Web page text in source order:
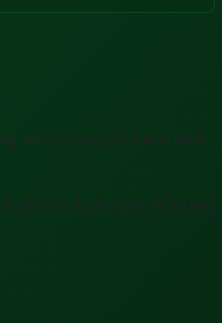
sản sử dụng để chiếm đoạt
cho dự án nào) để lôi kéo